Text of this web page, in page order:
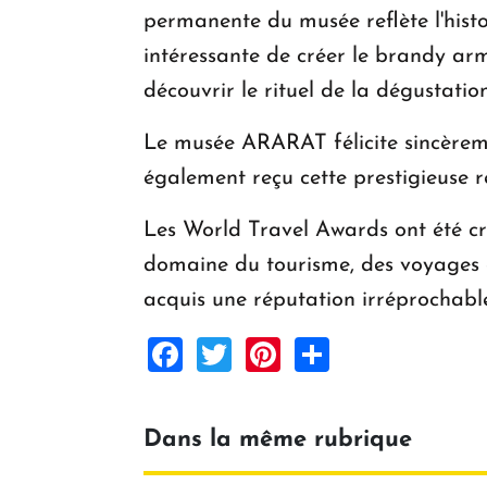
permanente du musée reflète
intéressante de créer le brandy
découvrir le rituel de la
Le musée ARARAT félicite
également reçu cette prestigieuse
Les World Travel Awards ont été
domaine du tourisme, des
acquis une réputation
Facebook
TwitterPinterest
Dans la même rubrique